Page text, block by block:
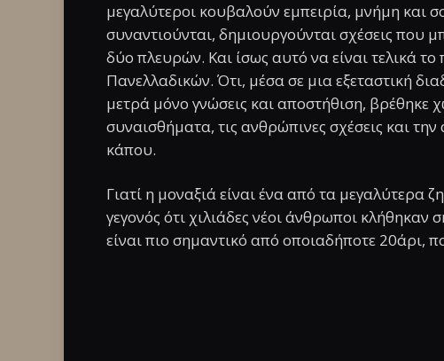
μεγαλύτεροι κουβαλούν εμπειρία, μνήμη και
συναντιούνται, δημιουργούνται σχέσεις που
δύο πλευρών. Και ίσως αυτό να είναι τελικά
Πανελλαδικών. Ότι, μέσα σε μια εξεταστική
μετρά μόνο γνώσεις και αποστήθιση,
συναισθήματα, τις ανθρώπινες σχέσεις και
κάπου.
Γιατί η μοναξιά είναι ένα από τα μεγαλύτερα
γεγονός ότι χιλιάδες νέοι άνθρωποι
είναι πιο σημαντικό από οποιαδήποτε 20άρι,